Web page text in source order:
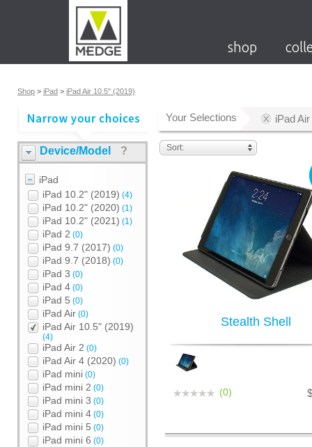
shop
Your Selections iPad
Sort:
Shop > iPad > iPad Air 10.5" (2019)
Device/Model ?
iPad
iPad 10.2" (2019) (4)
iPad 10.2" (2020) (1)
iPad 10.2" (2021) (1)
iPad 2 (0)
iPad 9.7 (2017) (0)
iPad 9.7 (2018) (0)
iPad 3 (0)
iPad 4 (0)
iPad 5 (0)
iPad Air (0)
iPad Air 10.5" (2019)
(4)
iPad Air 2 (0)
iPad Air 4 (2020) (0)
iPad mini (0)
iPad mini 2 (0)
iPad mini 3 (0)
iPad mini 4 (0)
iPad mini 5 (0)
iPad mini 6 (0)
Stealth Shell
(0)